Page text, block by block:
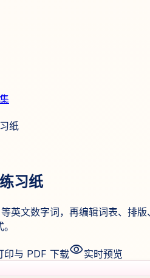
纸
习纸
英文数字词，再编辑词表、排版
印与 PDF 下载visibility实时预览